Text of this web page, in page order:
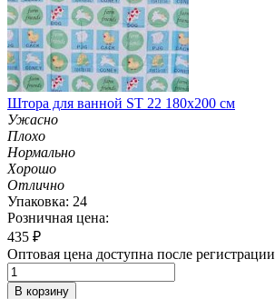
Штора для ванной ST 22 180х200 см
Ужасно
Плохо
Нормально
Хорошо
Отлично
Упаковка: 24
Розничная цена:
435 ₽
Оптовая цена доступна после регистрации
В корзину